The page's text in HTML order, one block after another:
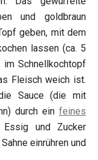
und goldbraun
geben, mit dem
lassen (ca. 5
im Schnellkochtopf
Fleisch weich ist.
Sauce (die mit
durch ein feines
und Zucker
einrühren und